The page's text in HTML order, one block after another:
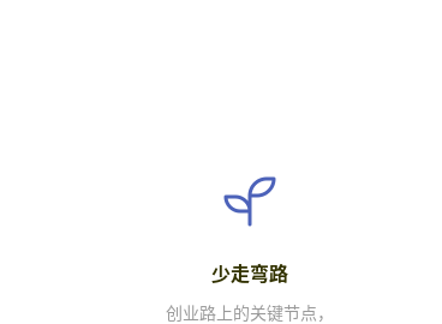
少走弯路
创业路上的关键节点，